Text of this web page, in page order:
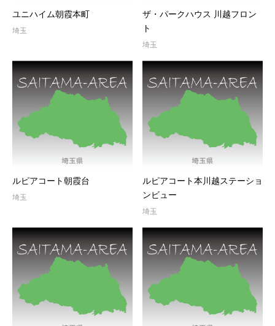
ユニハイム朝霞本町
埼玉
ザ・パークハウス 川越フロン
ト
埼玉
ルピアコート朝霞台
埼玉
ルピアコート本川越ステーショ
ンビュー
埼玉